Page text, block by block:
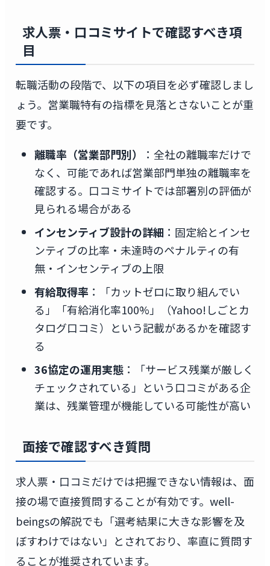
求人票・口コミサイトで確認すべき項
目
転職活動の段階で、以下の項目を必ず確認しまし
ょう。営業職特有の指標を見落とさないことが重
要です。
離職率（営業部門別）
：全社の離職率だけで
なく、可能であれば営業部門単独の離職率を
確認する。口コミサイトでは部署別の評価が
見られる場合がある
インセンティブ設計の詳細 ：固定給とインセ
ンティブの比率・未達時のペナルティの有
無・インセンティブの上限
有給取得率 ：「カットゼロに取り組んでい
る」「有給消化率100%」（Yahoo!しごとカ
タログ口コミ）という記載があるかを確認す
る
36協定の運用実態 ：「サービス残業が厳しく
チェックされている」という口コミがある企
業は、残業管理が機能している可能性が高い
面接で確認すべき質問
求人票・口コミだけでは把握できない情報は、面
接の場で直接質問することが有効です。well-
beingsの解説でも「選考結果に大きな影響を及
ぼすわけではない」とされており、率直に質問す
ることが推奨されています。